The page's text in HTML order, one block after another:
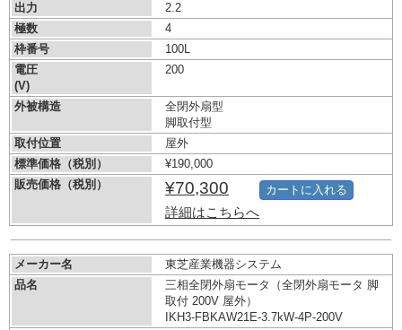
出力
2.2
極数
4
枠番号
100L
電圧
(V)
200
外被構造
全閉外扇型
脚取付型
取付位置
屋外
標準価格（税別）
¥190,000
販売価格（税別）
¥70,300
詳細はこちらへ
カートに入れる
メーカー名
東芝産業機器システム
品名
三相全閉外扇モータ（全閉外扇モータ 脚
取付 200V 屋外）
IKH3-FBKAW21E-3.7kW-4P-200V